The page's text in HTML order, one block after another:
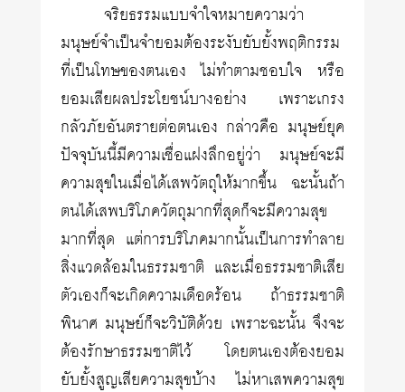
จริยธรรมแบบจำใจหมายความว่า
มนุษย์จำเป็นจำยอมต้องระงับยับยั้งพฤติกรรม
ที่เป็นโทษของตนเอง ไม่ทำตามชอบใจ หรือ
ยอมเสียผลประโยชน์บางอย่าง เพราะเกรง
กลัวภัยอันตรายต่อตนเอง กล่าวคือ มนุษย์ยุค
ปัจจุบันนี้มีความเชื่อแฝงลึกอยู่ว่า มนุษย์จะมี
ความสุขในเมื่อได้เสพวัตถุให้มากขึ้น ฉะนั้นถ้า
ตนได้เสพบริโภควัตถุมากที่สุดก็จะมีความสุข
มากที่สุด แต่การบริโภคมากนั้นเป็นการทำลาย
สิ่งแวดล้อมในธรรมชาติ และเมื่อธรรมชาติเสีย
ตัวเองก็จะเกิดความเดือดร้อน ถ้าธรรมชาติ
พินาศ มนุษย์ก็จะวิบัติด้วย เพราะฉะนั้น จึงจะ
ต้องรักษาธรรมชาติไว้ โดยตนเองต้องยอม
ยับยั้งสูญเสียความสุขบ้าง ไม่หาเสพความสุข